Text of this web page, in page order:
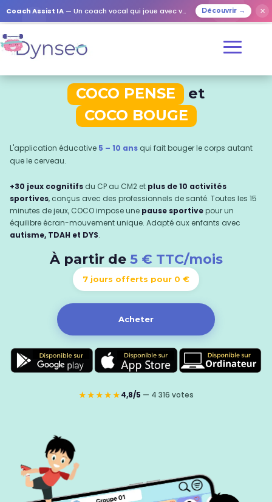
Coach Assist IA — Un coach vocal qui joue avec vos proches Découvrir → ✕
COCO PENSE
et
COCO BOUGE
L'application éducative 5 – 10 ans qui fait bouger le corps autant
que le cerveau.
+30 jeux cognitifs du CP au CM2 et plus de 10 activités
sportives, conçus avec des professionnels de santé. Toutes les 15
minutes de jeux, COCO impose une pause sportivepour un
équilibre écran-mouvement unique. Adapté aux enfants avec
autisme, TDAH et DYS.
À partir de 5 € TTC/mois
7 jours offerts pour 0 €
Acheter
★★★★★4,8/5 — 4 316 votes